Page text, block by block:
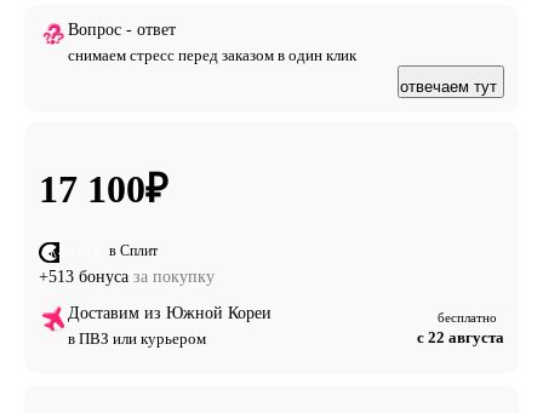
Вопрос - ответ
снимаем стресс перед заказом в один клик
отвечаем тут
17 100₽
от 4 275 ₽ в Сплит
+513 бонуса за покупку
Доставим из Южной Кореи
в ПВЗ или курьером
бесплатно
с 22 августа